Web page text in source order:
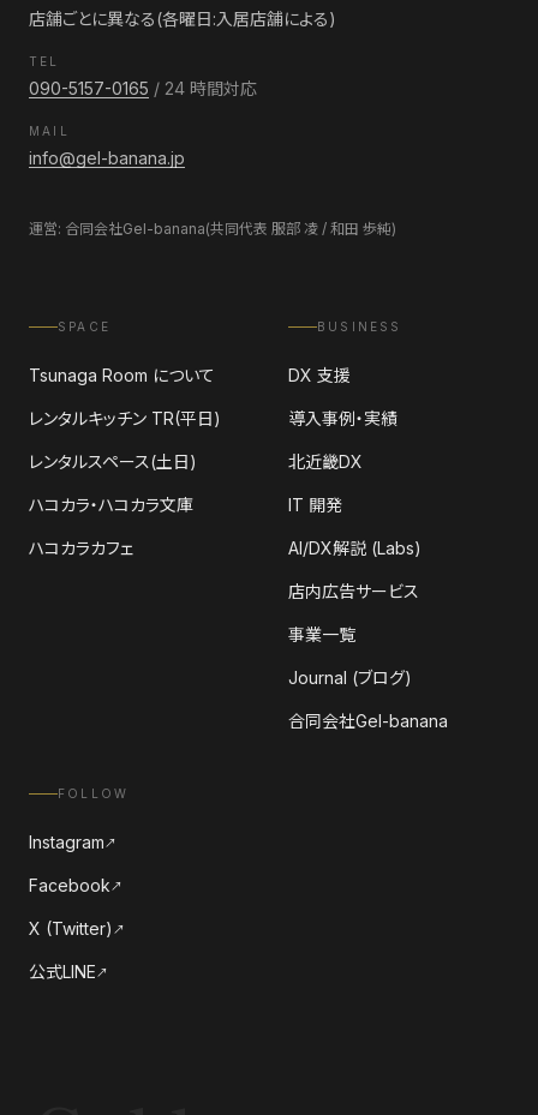
店舗ごとに異なる(各曜日:入居店舗による)
TEL
090-5157-0165 / 24 時間対応
MAIL
info@gel-banana.jp
運営: 合同会社Gel-banana(共同代表 服部 凌 / 和田 歩純)
SPACE
Tsunaga Room について
レンタルキッチン TR(平日)
レンタルスペース(土日)
ハコカラ・ハコカラ文庫
ハコカラカフェ
BUSINESS
DX 支援
導入事例・実績
北近畿DX
IT 開発
AI/DX解説 (Labs)
店内広告サービス
事業一覧
Journal (ブログ)
合同会社Gel-banana
FOLLOW
Instagram ↗
Facebook ↗
X (Twitter) ↗
公式LINE ↗